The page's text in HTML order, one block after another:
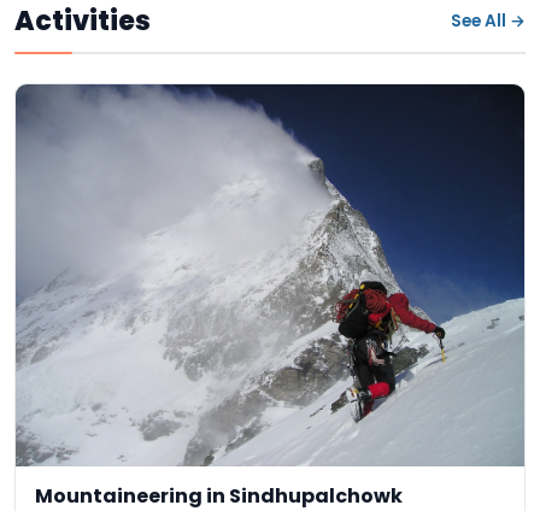
Activities See All →
Mountaineering in Sindhupalchowk